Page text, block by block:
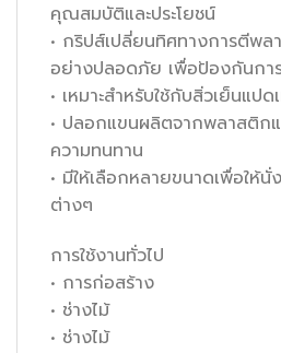
คุณสมบัติและประโยชน์
• กริปส์เปลี่ยนทิศทางการตีพ
อย่างปลอดภัย เพื่อป้องกันกา
• เหมาะสำหรับใช้กับสิ่วเย็นแป
• ปลอกแขนผลิตจากพลาสติก
ความทนทาน
• มีให้เลือกหลายขนาดเพื่อให้นั่
ต่างๆ
การใช้งานทั่วไป
• การก่อสร้าง
• ช่างไม้
• ช่างไม้